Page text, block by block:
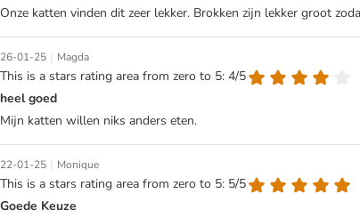
Onze katten vinden dit zeer lekker. Brokken zijn lekker groot
26-01-25 | Magda
This is a stars rating area from zero to 5: 4/5
heel goed
Mijn katten willen niks anders eten.
22-01-25 | Monique
This is a stars rating area from zero to 5: 5/5
Goede Keuze